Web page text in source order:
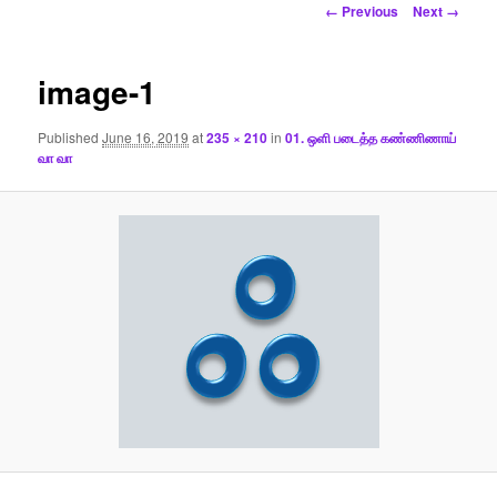
Image
← Previous Next →
image-1
PublishedJune 16, 2019 at235 × 210in01. ஒளி படைத்த கண்ணிணாய்
வா வா